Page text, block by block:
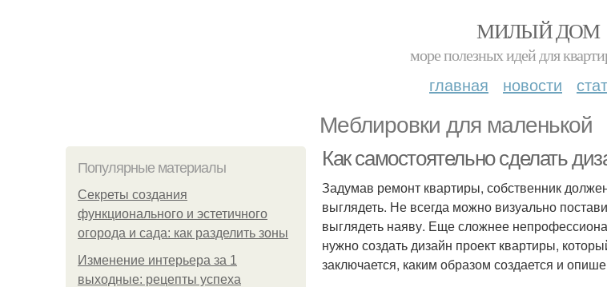
МИЛЫЙ ДОМ
море полезных идей для
главная новости
Меблировки для маленькой
Популярные материалы
Секреты создания
функционального и эстетичного
огорода и сада: как разделить зоны
Изменение интерьера за 1
выходные: рецепты успеха
Как самостоятельно сделать
Задумав ремонт квартиры, собственник
выглядеть. Не всегда можно визуально
выглядеть наяву. Еще сложнее
нужно создать дизайн проект квартиры,
заключается, каким образом создается и